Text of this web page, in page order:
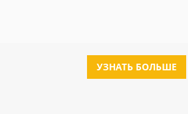
УЗНАТЬ БОЛЬШЕ